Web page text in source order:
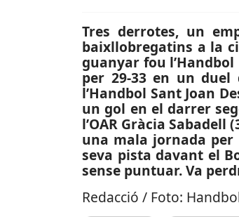
Tres derrotes, un
baixllobregatins a la
guanyar fou
per 29-33 en un duel
l’Handbol Sant Joan
un gol en el darrer
l’OAR Gràcia Sabadell
una mala jornada per
seva pista davant el
sense puntuar. Va
Redacció / Foto: